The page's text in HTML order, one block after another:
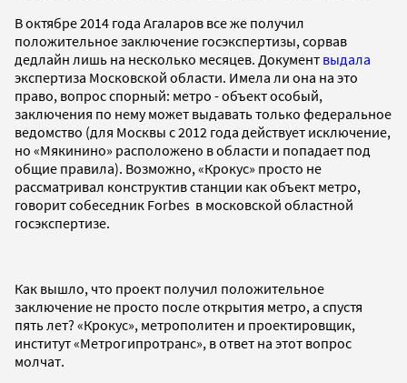
В октябре 2014 года Агаларов все же получил
положительное заключение госэкспертизы, сорвав
дедлайн лишь на несколько месяцев. Документ выдала
экспертиза Московской области. Имела ли она на это
право, вопрос спорный: метро - объект особый,
заключения по нему может выдавать только федеральное
ведомство (для Москвы с 2012 года действует исключение,
но «Мякинино» расположено в области и попадает под
общие правила). Возможно, «Крокус» просто не
рассматривал конструктив станции как объект метро,
говорит собеседник Forbes в московской областной
госэкспертизе.
Как вышло, что проект получил положительное
заключение не просто после открытия метро, а спустя
пять лет? «Крокус», метрополитен и проектировщик,
институт «Метрогипротранс», в ответ на этот вопрос
молчат.